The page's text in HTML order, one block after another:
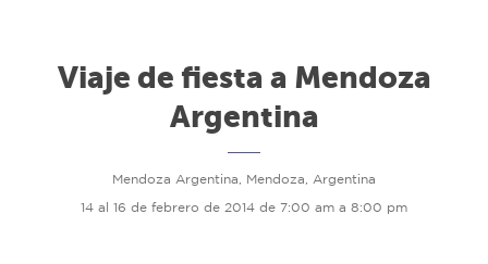
Viaje de fiesta a Mendoza
Argentina
Mendoza Argentina, Mendoza, Argentina
14 al 16 de febrero de 2014 de 7:00 am a 8:00 pm